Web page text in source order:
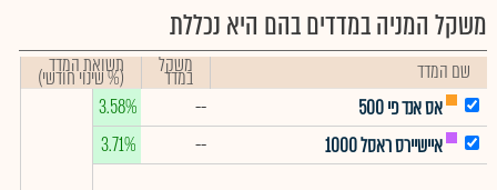
משקל המניה במדדים בהם היא נכללת
שם המדד משקל
במדד תשואת המדד
(% שינוי חודשי)
אס אנד פי 500
--
3.58%
איישיירס ראסל 1000
--
3.71%